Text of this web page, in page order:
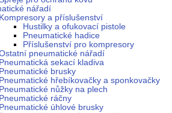
nářadí
Kompresory a příslušenství
Hustilky a ofukovací pistole
Pneumatické hadice
Příslušenství pro kompresory
pneumatické nářadí
Pneumatická sekací kladiva
Pneumatické brusky
Pneumatické hřebíkovačky a sponkovačky
Pneumatické nůžky na plech
Pneumatické ráčny
Pneumatické úhlové brusky